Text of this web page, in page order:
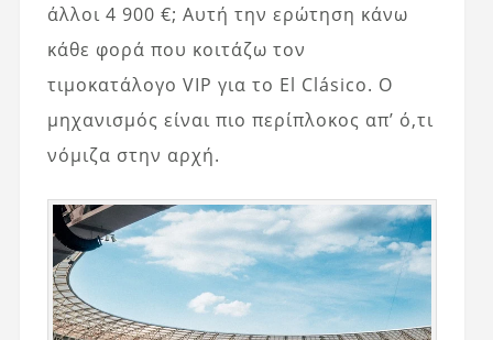
άλλοι 4 900 €; Αυτή την ερώτηση κάνω
κάθε φορά που κοιτάζω τον
τιμοκατάλογο VIP για το El Clásico. Ο
μηχανισμός είναι πιο περίπλοκος απ’ ό,τι
νόμιζα στην αρχή.